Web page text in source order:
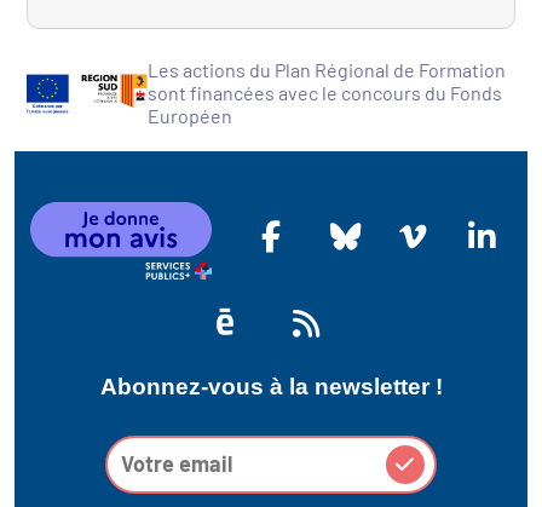
Les actions du Plan Régional de Formation
sont financées avec le concours du Fonds
Européen
Abonnez-vous à la newsletter !